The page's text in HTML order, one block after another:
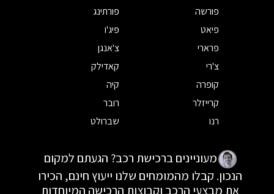
פורשה
פורתינג
פיאט
פיג'ו
פרארי
צ'אנגן
צ'רי
קאדילק
קופרה
קיה
קרייזלר
רובר
רנו
שברולט
מעוניינים ברכישת רכב? הגעתם למקום
הנכון. קבלו מהמומחים שלנו ייעוץ חינם, הכירו
את מבצעי הרכב וקבוצות הרכישה המיוחדות